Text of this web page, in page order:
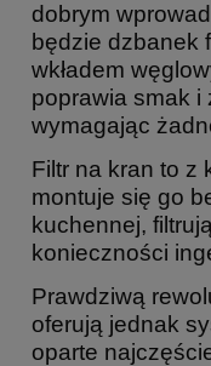
dobrym
będzie dzbanek
wkładem
poprawia smak i
wymagając
Filtr na kran to z
montuje się go
kuchennej,
konieczności
Prawdziwą
oferują jednak
oparte